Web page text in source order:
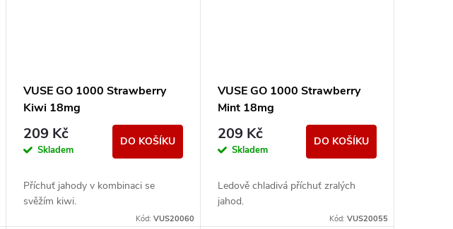
VUSE GO 1000 Strawberry
Kiwi 18mg
209 Kč
Skladem
DO KOŠÍKU
Příchuť jahody v kombinaci se
svěžím kiwi.
Kód: VUS20060
VUSE GO 1000 Strawberry
Mint 18mg
209 Kč
Skladem
DO KOŠÍKU
Ledově chladivá příchuť zralých
jahod.
Kód: VUS20055